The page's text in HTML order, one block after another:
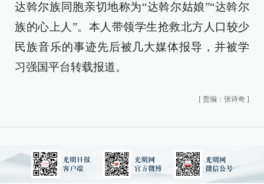
达斡尔族同胞亲切地称为“达斡尔姑娘”“达斡尔
族的心上人”。本人带领学生抢救北方人口较少
民族音乐的事迹先后被几大媒体报导，并被学
习强国平台转载报道。
[ 责编：张诗奇 ]